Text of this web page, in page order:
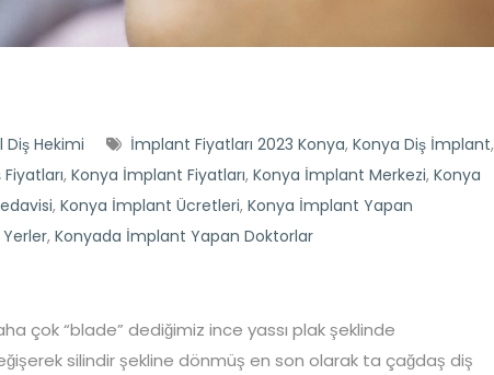
Diş Hekimi İmplant Fiyatları 2023 Konya, Konya Diş İmplant,
, Konya İmplant Fiyatları, Konya İmplant Merkezi, Konya
, Konya İmplant Ücretleri, Konya İmplant Yapan
, Konyada İmplant Yapan Doktorlar
çok “blade” dediğimiz ince yassı plak şeklinde
silindir şekline dönmüş en son olarak ta çağdaş diş